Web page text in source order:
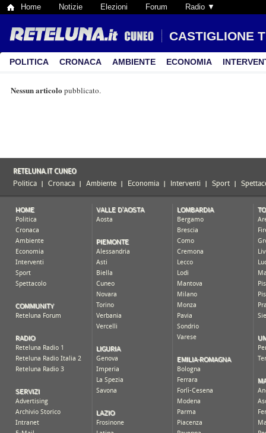
Home Notizie Elezioni Forum Radio ▼
CASTIGLIONE
POLITICA CRONACA AMBIENTE ECONOMIA
Nessun articolo pubblicato.